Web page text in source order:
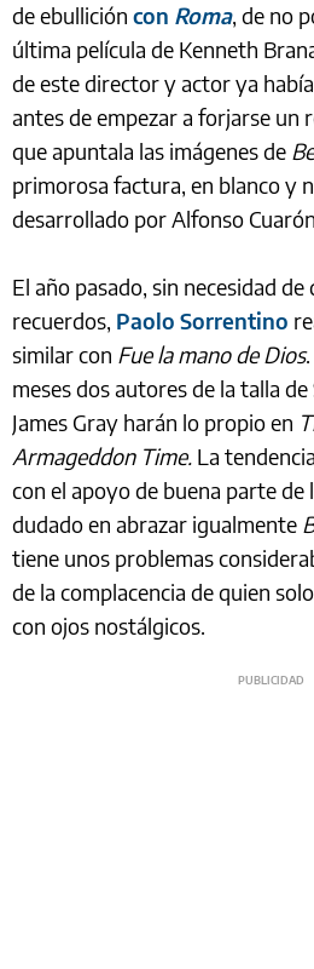
de ebullición con Roma, de no
última película de Kenneth
de este director y actor ya
antes de empezar a forjarse un
que apuntala las imágenes de
primorosa factura, en blanco y
desarrollado por Alfonso
El año pasado, sin necesidad
recuerdos, Paolo Sorrentino
similar con Fue la mano de Dios
meses dos autores de la talla
James Gray harán lo propio en
Armageddon Time. La
con el apoyo de buena parte de
dudado en abrazar igualmente
tiene unos problemas
de la complacencia de quien
con ojos nostálgicos.